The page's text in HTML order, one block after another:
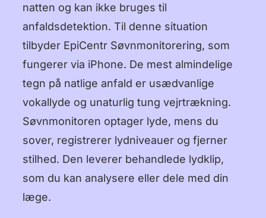
natten og kan ikke bruges til
anfaldsdetektion. Til denne situation
tilbyder EpiCentr Søvnmonitorering, som
fungerer via iPhone. De mest almindelige
tegn på natlige anfald er usædvanlige
vokallyde og unaturlig tung vejrtrækning.
Søvnmonitoren optager lyde, mens du
sover, registrerer lydniveauer og fjerner
stilhed. Den leverer behandlede lydklip,
som du kan analysere eller dele med din
læge.